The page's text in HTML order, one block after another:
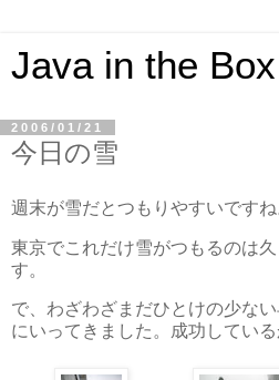
Java in the
2006/01/21
今日の雪
週末が雪だとつもりやすいですね
東京でこれだけ雪がつもるのは
す。
で、わざわざまだひとけの少な
にいってきました。成功してい